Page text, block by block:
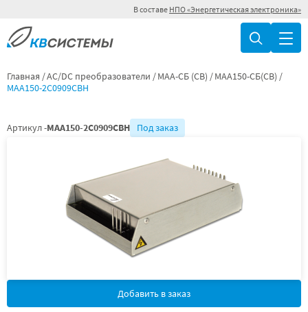
В составе НПО «Энергетическая электроника»
Главная AC/DC преобразователи МАА-СБ (СВ)
МАА150-СБ(СВ)
МАА150-2С0909СВН
Артикул -МАА150-2С0909СВН Под заказ
Добавить в заказ